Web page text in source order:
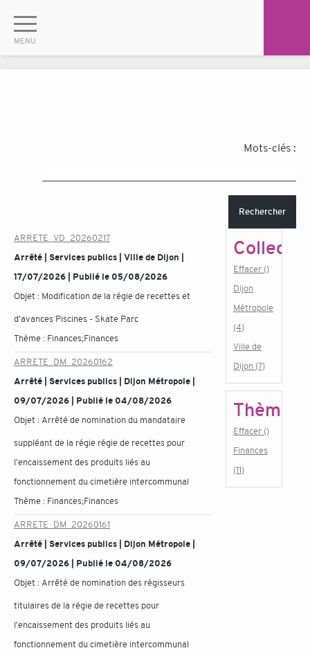
Mots-clés :
Rechercher
ARRETE_VD_20260217
Arrêté | Services publics | Ville de Dijon |
17/07/2026 | Publié le 05/08/2026
Objet : Modification de la régie de recettes et
d'avances Piscines - Skate Parc
Thème : Finances;Finances
ARRETE_DM_20260162
Arrêté | Services publics | Dijon Métropole |
09/07/2026 | Publié le 04/08/2026
Objet : Arrêté de nomination du mandataire
suppléant de la régie régie de recettes pour
l'encaissement des produits liés au
fonctionnement du cimetière intercommunal
Thème : Finances;Finances
ARRETE_DM_20260161
Arrêté | Services publics | Dijon Métropole |
09/07/2026 | Publié le 04/08/2026
Objet : Arrêté de nomination des régisseurs
titulaires de la régie de recettes pour
l'encaissement des produits liés au
fonctionnement du cimetière intercommunal
Effacer ()
Dijon
Métropole
(4)
Ville de
Dijon (7)
Thème
Effacer ()
Finances
(11)